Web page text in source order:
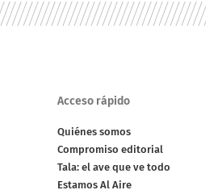
Acceso rápido
Quiénes somos
Compromiso editorial
Tala: el ave que ve todo
Estamos Al Aire